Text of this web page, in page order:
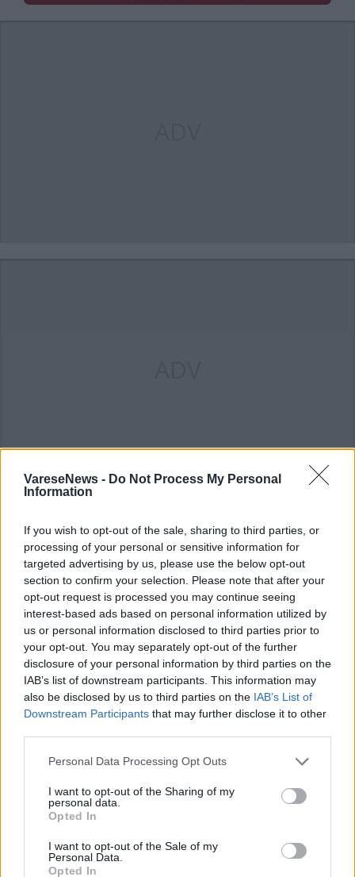
VareseNews - Do Not Process My Personal
Information
If you wish to opt-out of the sale, sharing to third parties, or
processing of your personal or sensitive information for
targeted advertising by us, please use the below opt-out
section to confirm your selection. Please note that after your
opt-out request is processed you may continue seeing
interest-based ads based on personal information utilized by
us or personal information disclosed to third parties prior to
your opt-out. You may separately opt-out of the further
disclosure of your personal information by third parties on the
IAB’s list of downstream participants. This information may
also be disclosed by us to third parties on the IAB’s List of
Downstream Participants that may further disclose it to other
Personal Data Processing Opt Outs
I want to opt-out of the Sharing of my
personal data.
Opted In
I want to opt-out of the Sale of my
Personal Data.
Opted In
Accedi o registrati per commentare questo
articolo.
L'email è richiesta ma non verrà mostrata ai visitatori. Il contenuto di questo
commento esprime il pensiero dell'autore e non rappresenta la linea editoriale
di VareseNews.it, che rimane autonoma e indipendente. I messaggi inclusi nei
commenti non sono testi giornalistici, ma post inviati dai singoli lettori che
possono essere automaticamente pubblicati senza filtro preventivo. I commenti
che includano uno o più link a siti esterni verranno rimossi in automatico dal
sistema.
ADV